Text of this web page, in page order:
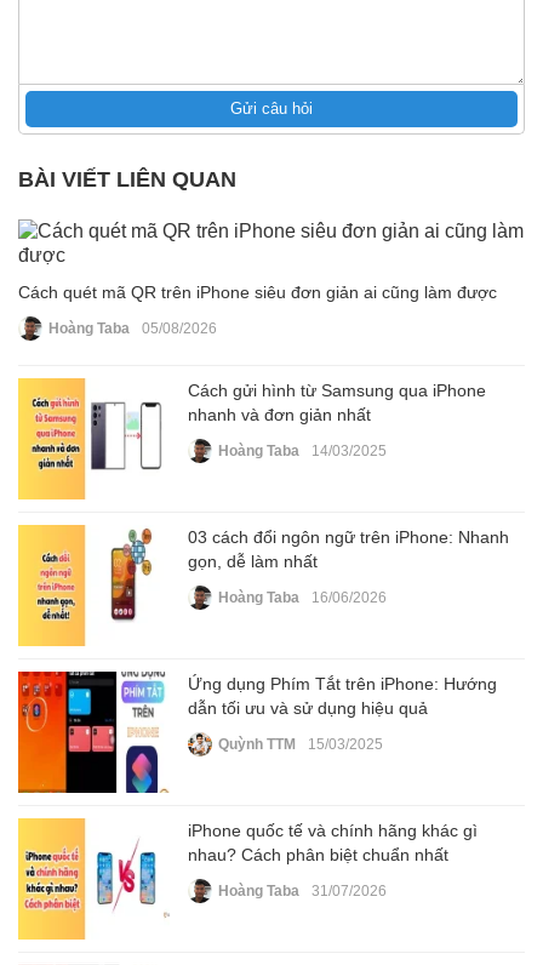
Gửi câu hỏi
BÀI VIẾT LIÊN QUAN
Cách quét mã QR trên iPhone siêu đơn giản ai cũng làm được
Hoàng Taba 05/08/2026
Cách gửi hình từ Samsung qua iPhone
nhanh và đơn giản nhất
Hoàng Taba 14/03/2025
03 cách đổi ngôn ngữ trên iPhone: Nhanh
gọn, dễ làm nhất
Hoàng Taba 16/06/2026
Ứng dụng Phím Tắt trên iPhone: Hướng
dẫn tối ưu và sử dụng hiệu quả
Quỳnh TTM 15/03/2025
iPhone quốc tế và chính hãng khác gì
nhau? Cách phân biệt chuẩn nhất
Hoàng Taba 31/07/2026